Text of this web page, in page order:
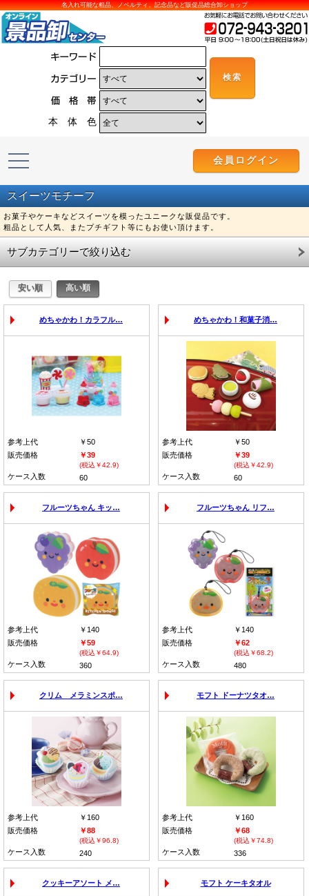
名入れ可能な粗品、ノベルティ、記念品など販促品総合卸ショップ
本 体 色
会員ログイン
スイーツモチーフ
お菓子やケーキなどスイーツを模ったユニークな販促品です。
粗品として人気、またプチギフト等にもお使い頂けます。
サブカテゴリーで絞り込む
めちゃかわ！カラフル…
参考上代
￥50
販売価格
￥39
(税込￥42.9)
ケース入数 60
めちゃかわ！和菓子消…
参考上代
￥50
販売価格
￥39
(税込￥42.9)
ケース入数 60
フルーツちゃん キッ…
参考上代
￥140
販売価格
￥59
(税込￥64.9)
ケース入数 360
フルーツちゃん リフ…
参考上代
￥140
販売価格
￥62
(税込￥68.2)
ケース入数 480
クリム メラミンスポ…
参考上代
￥160
販売価格
￥88
(税込￥96.8)
ケース入数 240
モフト ドーナツタオ…
参考上代
￥160
販売価格
￥68
(税込￥74.8)
ケース入数 336
クッキーアソート メ… モフト ケーキタオル